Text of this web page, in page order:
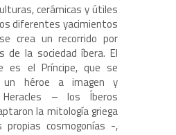
cerámicas y útiles
diferentes yacimientos
crea un recorrido por
de la sociedad íbera. El
es el Príncipe, que se
un héroe a imagen y
– los Íberos
la mitología griega
cosmogonías -,